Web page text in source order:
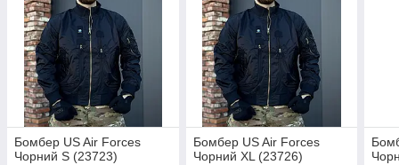
Бомбер US Air Forces
Чорний S (23723)
Бомбер US Air Forces
Чорний XL (23726)